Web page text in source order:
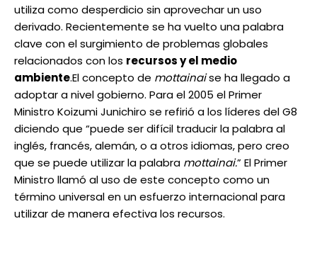
utiliza como desperdicio sin aprovechar un uso
derivado. Recientemente se ha vuelto una palabra
clave con el surgimiento de problemas globales
relacionados con los recursos y el medio
ambiente.El concepto de mottainaise ha llegado a
adoptar a nivel gobierno. Para el 2005 el Primer
Ministro Koizumi Junichiro se refirió a los líderes del G8
diciendo que “puede ser difícil traducir la palabra al
inglés, francés, alemán, o a otros idiomas, pero creo
que se puede utilizar la palabra mottainai.” El Primer
Ministro llamó al uso de este concepto como un
término universal en un esfuerzo internacional para
utilizar de manera efectiva los recursos.